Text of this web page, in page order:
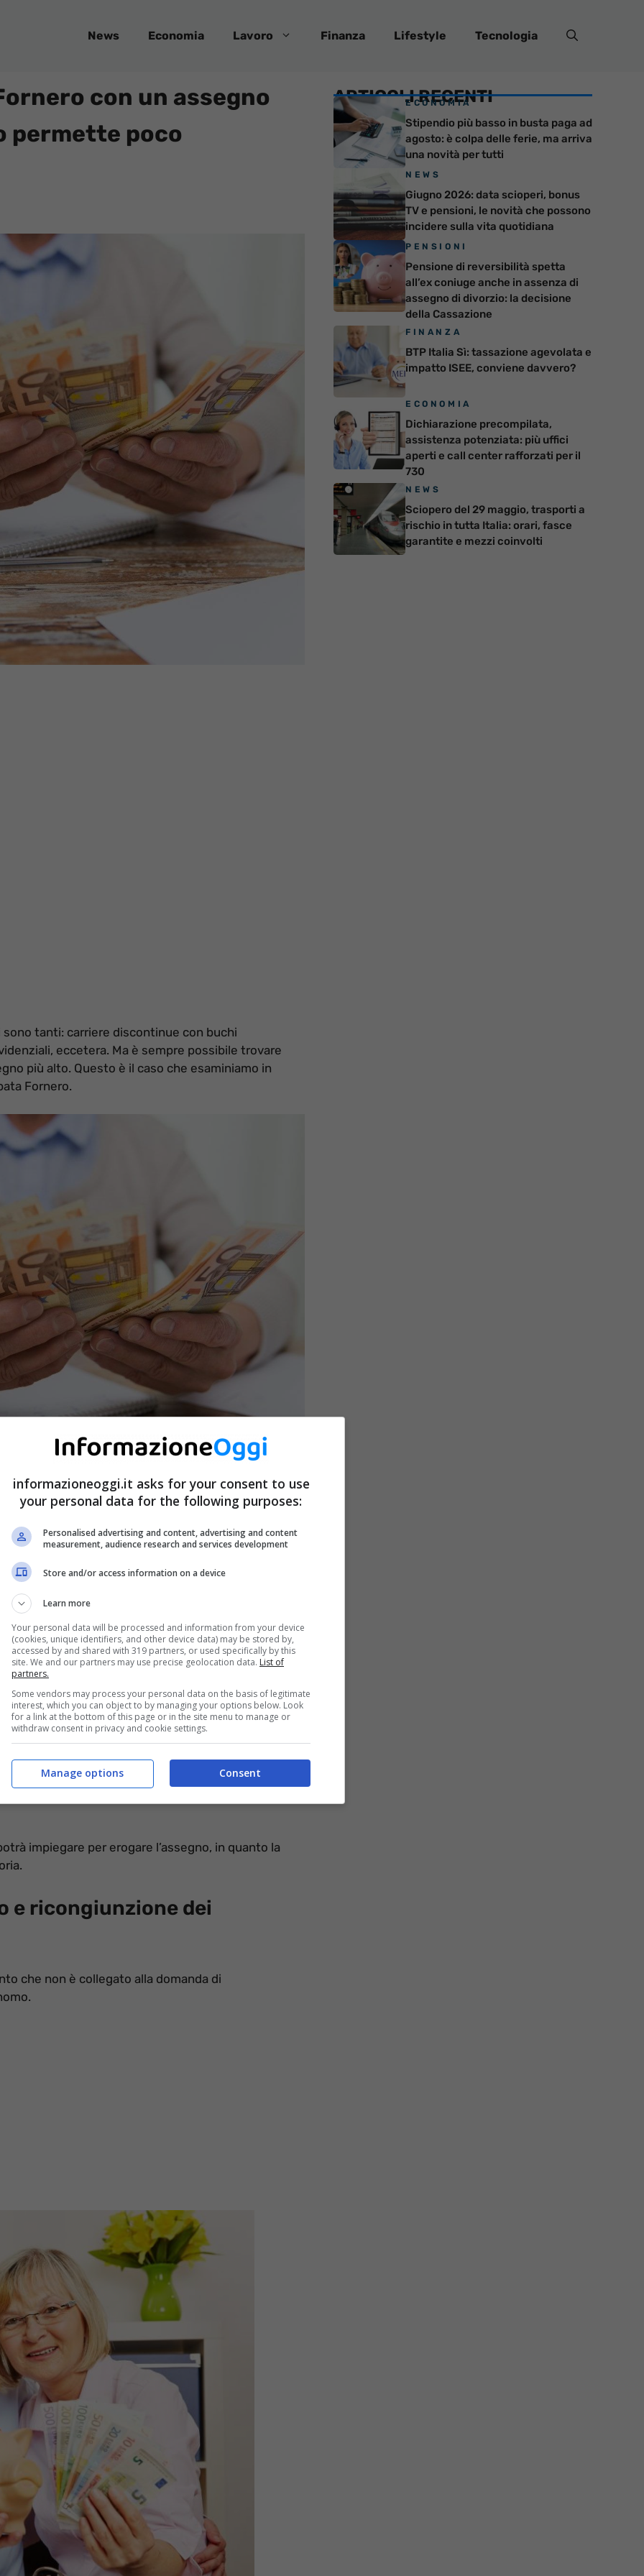
News Economia Lavoro Finanza Lifestyle Tecnologia
con un assegno
permette poco
tanti: carriere discontinue con buchi
eccetera. Ma è sempre possibile trovare
più alto. Questo è il caso che esaminiamo in
Fornero.
che lo permette poco conosciuto (Informazioneoggi.it)
di pensione anticipata Fornero e ha chiesto la
professionale INPS, per fare in modo che il suo
impiegare per erogare l’assegno, in quanto la
e ricongiunzione dei
che non è collegato alla domanda di
ARTICOLI RECENTI
ECONOMIA
Stipendio più basso in busta paga ad
agosto: è colpa delle ferie, ma arriva
una novità per tutti
NEWS
Giugno 2026: data scioperi, bonus
TV e pensioni, le novità che possono
incidere sulla vita quotidiana
PENSIONI
Pensione di reversibilità spetta
all’ex coniuge anche in assenza di
assegno di divorzio: la decisione
della Cassazione
FINANZA
BTP Italia Sì: tassazione agevolata e
impatto ISEE, conviene davvero?
ECONOMIA
Dichiarazione precompilata,
assistenza potenziata: più uffici
aperti e call center rafforzati per il
730
NEWS
Sciopero del 29 maggio, trasporti a
rischio in tutta Italia: orari, fasce
garantite e mezzi coinvolti
informazioneoggi.it asks for your consent to use
your personal data for the following purposes:
Personalised advertising and content, advertising and content
measurement, audience research and services development
Store and/or access information on a device
Learn more
Your personal data will be processed and information from your device
(cookies, unique identifiers, and other device data) may be stored by,
accessed by and shared with 319 partners, or used specifically by this
site. We and our partners may use precise geolocation data. List of
partners.
Some vendors may process your personal data on the basis of legitimate
interest, which you can object to by managing your options below. Look
for a link at the bottom of this page or in the site menu to manage or
withdraw consent in privacy and cookie settings.
Consent
Manage options